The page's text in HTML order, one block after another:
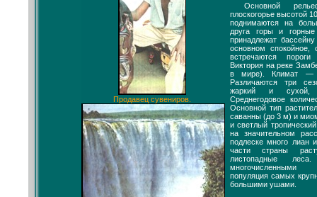
Продавец сувениров.
Основной
плоскогорье высотой
поднимаются на
друга горы и
принадлежат
основном спокойное,
встречаются
Виктория на реке
в мире). Климат —
Различаются три
жаркий и
Среднегодовое
Основной тип
саванны (до 3 м) и
и светлый
на значительном
подлеске много лиан
части страны
листопадные
популяция самых
большими ушами.